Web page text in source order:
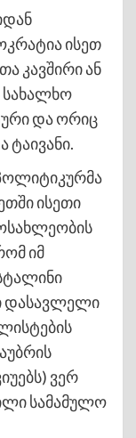
ისეთ
კავშირი ან
სახალხო
და ორიც
ტაივანი.
ისეთი
იმ
დასავლელი
ვერ
სამამულო